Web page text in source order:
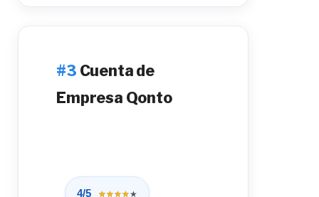
Cuenta de
Empresa Qonto
4/5 ★★★★★
★★★★★